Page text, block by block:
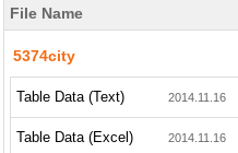
File Name
5374city
Table Data (Text) 2014.11.16
Table Data (Excel) 2014.11.16